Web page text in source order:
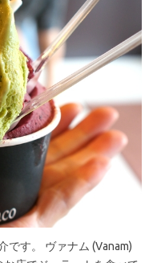
です。 ヴァナム (Vanam)